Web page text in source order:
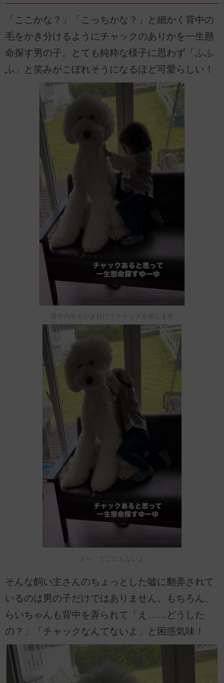
「ここかな？」「こっちかな？」と細かく背中の
毛をかき分けるようにチャックのありかを一生懸
命探す男の子。とても純粋な様子に思わず「ふふ
ふ」と笑みがこぼれそうになるほど可愛らしい！
背中の毛をかき分けてチャックを探します
「え〜、どこにもないよ」
そんな飼い主さんのちょっとした嘘に翻弄されて
いるのは男の子だけではありません。もちろん、
らいちゃんも背中を弄られて「え……どうした
の？」「チャックなんてないよ」と困惑気味！